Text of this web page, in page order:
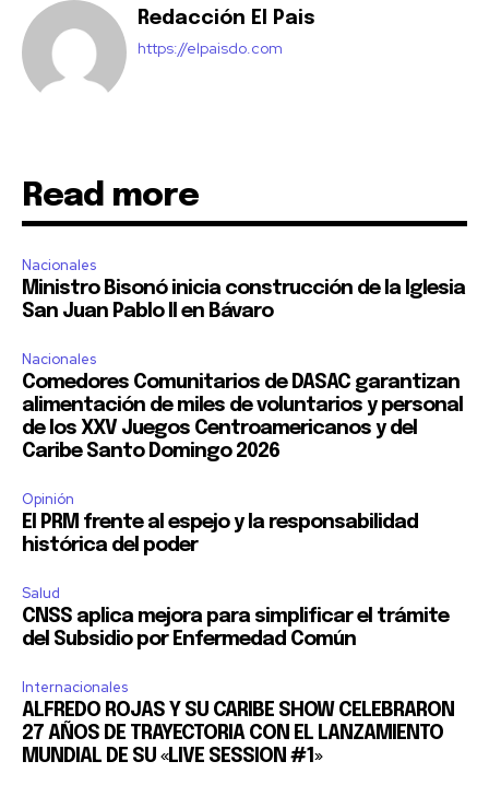
Redacción El Pais
https://elpaisdo.com
Read more
Nacionales
Ministro Bisonó inicia construcción de la Iglesia
San Juan Pablo II en Bávaro
Nacionales
Comedores Comunitarios de DASAC garantizan
alimentación de miles de voluntarios y personal
de los XXV Juegos Centroamericanos y del
Caribe Santo Domingo 2026
Opinión
El PRM frente al espejo y la responsabilidad
histórica del poder
Salud
CNSS aplica mejora para simplificar el trámite
del Subsidio por Enfermedad Común
Internacionales
ALFREDO ROJAS Y SU CARIBE SHOW CELEBRARON
27 AÑOS DE TRAYECTORIA CON EL LANZAMIENTO
MUNDIAL DE SU «LIVE SESSION #1»